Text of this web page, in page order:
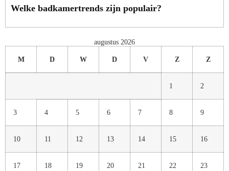
Welke badkamertrends zijn populair?
augustus 2026
M D W D V Z Z
1 2
3 4 5 6 7 8 9
10 11 12 13 14 15 16
17 18 19 20 21 22 23